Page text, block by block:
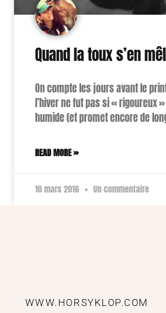
Quand la toux s’en
On compte les jours avant le
l’hiver ne fut pas si « rigoureux
humide (et promet encore de
READ MORE »
10 mars 2016 Un commentaire
WWW.HORSYKLOP.COM